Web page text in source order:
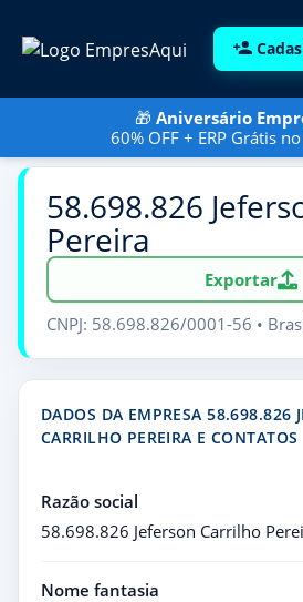
🎁 Aniversário
60% OFF + ERP Grátis
58.698.826
Pereira
Exportar
CNPJ: 58.698.826/0001-56 •
DADOS DA EMPRESA 58.698.826
CARRILHO PEREIRA E CONTATOS
Razão social
58.698.826 Jeferson Carrilho
Nome fantasia